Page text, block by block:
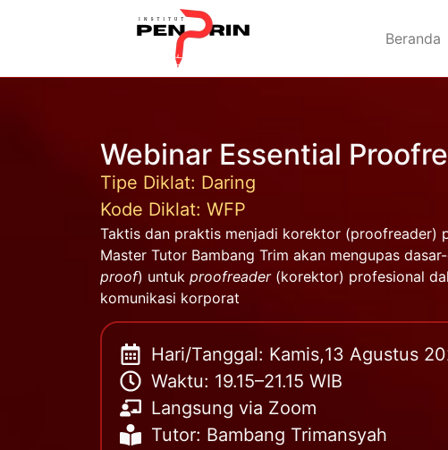
Beranda
Webinar Essential
Tipe Diklat: Daring
Kode Diklat: WFP
Taktis dan praktis menjadi korektor (proofreader)
Master Tutor Bambang Trim akan mengupas
proof) untuk proofreader(korektor) profesional
komunikasi korporat
Hari/Tanggal: Kamis,13 Agustus
Waktu: 19.15–21.15 WIB
Langsung via Zoom
Tutor: Bambang Trimansyah